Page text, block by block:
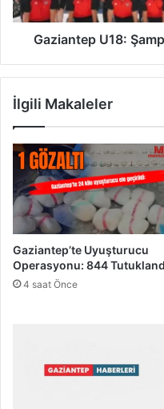
ı
z
R
a
e
p
p
y
o
u
k
R
Gaziantep U18:
İlgili Makaleler
Gaziantep’te Uyuşturucu
Operasyonu: 844
4 saat Önce